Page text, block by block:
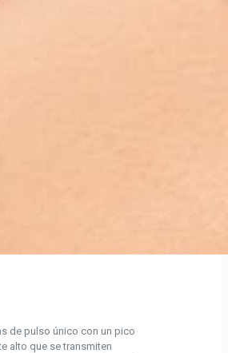
de pulso único con un pico
alto que se transmiten